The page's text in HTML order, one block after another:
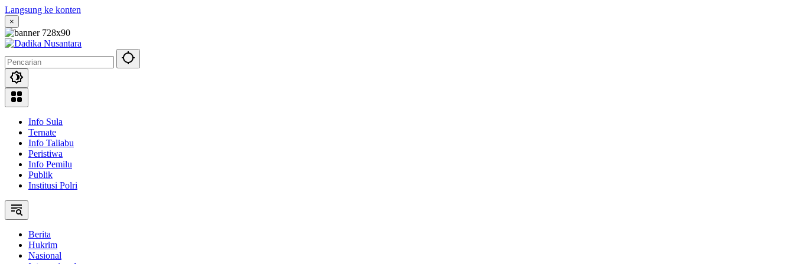
Langsung ke konten
×
Info Sula
Ternate
Info Taliabu
Peristiwa
Info Pemilu
Publik
Institusi Polri
Berita
Hukrim
Nasional